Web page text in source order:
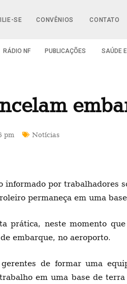
SE CONVÊNIOS CONTATO
RÁDIO NF PUBLICAÇÕES SAÚDE
pm Notícias
por trabalhadores
permaneça em uma
prática, neste momento
embarque, no aeroporto.
de formar uma
em uma base de